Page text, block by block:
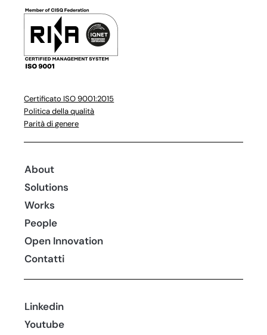
Certificato ISO 9001:2015
Politica della qualità
Parità di genere
About
Solutions
Works
People
Open Innovation
Contatti
Linkedin
Youtube